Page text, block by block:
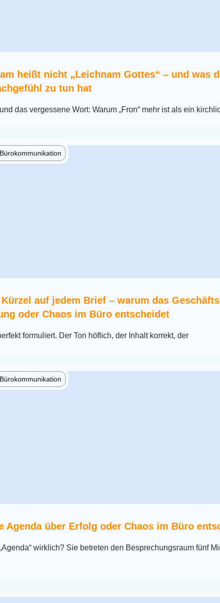
heißt nicht „Leichnam Gottes“ – und was
zu tun hat
das vergessene Wort: Warum „Fron“ mehr ist als ein
auf jedem Brief – warum das
oder Chaos im Büro entscheidet
formuliert. Der Ton höflich, der Inhalt korrekt, der
Agenda über Erfolg oder Chaos im Büro
wirklich? Sie betreten den Besprechungsraum fünf